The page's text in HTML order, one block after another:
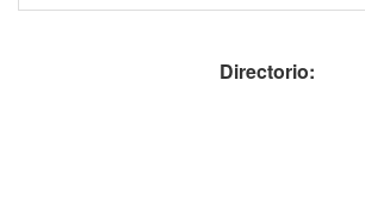
Directorio: